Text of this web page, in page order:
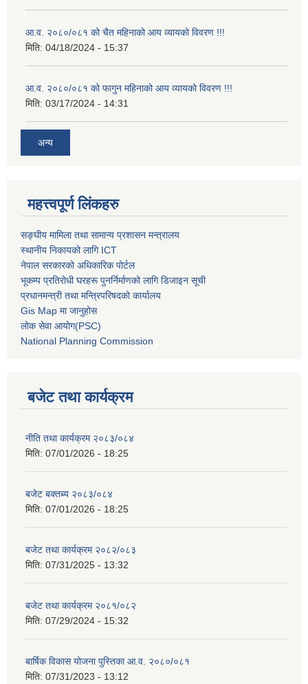
आ.व. २०८०/०८१ को चैत महिनाको आय व्यायको विवरण !!!
मिति: 04/18/2024 - 15:37
आ.व. २०८०/०८१ को फागुन महिनाको आय व्यायको विवरण !!!
मिति: 03/17/2024 - 14:31
अन्य
महत्त्वपूर्ण लिंकहरु
सङ्घीय मामिला तथा सामान्य प्रशासन मन्त्रालय
स्थानीय निकायको लागि ICT
नेपाल सरकारको अधिकारिक पोर्टल
भूकम्प प्रतिरोधी घरहरू पुनर्निर्माणको लागि डिजाइन सूची
प्रधानमन्त्री तथा मन्त्रिपरिषदको कार्यालय
Gis Map मा जानुहोस
लोक सेवा आयोग(PSC)
National Planning Commission
बजेट तथा कार्यक्रम
नीति तथा कार्यक्रम २०८३/०८४
मिति: 07/01/2026 - 18:25
बजेट बक्तब्य २०८३/०८४
मिति: 07/01/2026 - 18:25
बजेट तथा कार्यक्रम २०८२/०८३
मिति: 07/31/2025 - 13:32
बजेट तथा कार्यक्रम २०८१/०८२
मिति: 07/29/2024 - 15:32
बार्षिक विकास योजना पुस्तिका आ.व. २०८०/०८१
मिति: 07/31/2023 - 13:12